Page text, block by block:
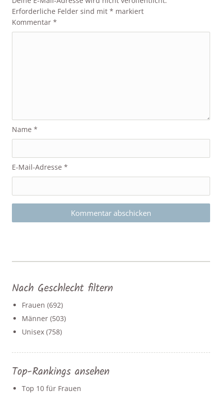
Erforderliche Felder sind mit* markiert
Kommentar*
Name*
E-Mail-Adresse*
Nach Geschlecht filtern
Frauen (692)
Männer (503)
Unisex (758)
Top-Rankings ansehen
Top 10 für Frauen